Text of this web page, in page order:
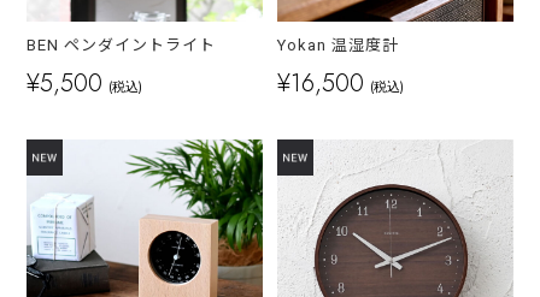
BEN ペンダイントライト
¥5,500 (税込)
Yokan 温湿度計
¥16,500 (税込)